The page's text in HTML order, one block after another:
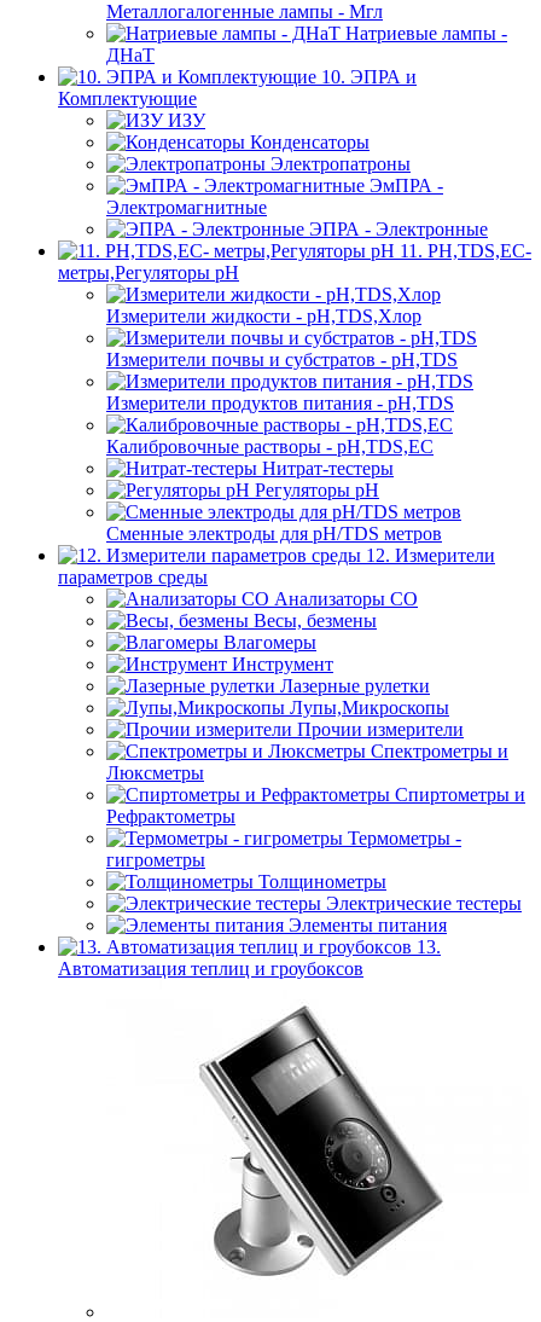
Металлогалогенные лампы - Мгл
Натриевые лампы -
ДНаТ
10. ЭПРА и
Комплектующие
ИЗУ
Конденсаторы
Электропатроны
ЭмПРА -
Электромагнитные
ЭПРА - Электронные
11. PH,TDS,EC-
метры,Регуляторы pН
Измерители жидкости - pH,TDS,Хлор
Измерители почвы и субстратов - pH,TDS
Измерители продуктов питания - pH,TDS
Калибровочные растворы - pH,TDS,EC
Нитрат-тестеры
Регуляторы pН
Сменные электроды для pH/TDS метров
12. Измерители
параметров среды
Анализаторы CO
Весы, безмены
Влагомеры
Инструмент
Лазерные рулетки
Лупы,Микроскопы
Прочии измерители
Спектрометры и
Люксметры
Спиртометры и
Рефрактометры
Термометры -
гигрометры
Толщинометры
Электрические тестеры
Элементы питания
13.
Автоматизация теплиц и гроубоксов